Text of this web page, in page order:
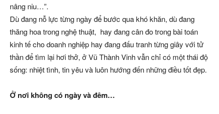
nâng niu…”.
Dù đang nỗ lực từng ngày để bước qua khó khăn, dù đang
thăng hoa trong nghệ thuật, hay đang cân đo trong bài toán
kinh tế cho doanh nghiệp hay đang đấu tranh từng giây với tử
thần để tìm lại hơi thở, ở Vũ Thành Vinh vẫn chỉ có một thái độ
sống: nhiệt tình, tin yêu và luôn hướng đến những điều tốt đẹp.
Ở nơi không có ngày và đêm…